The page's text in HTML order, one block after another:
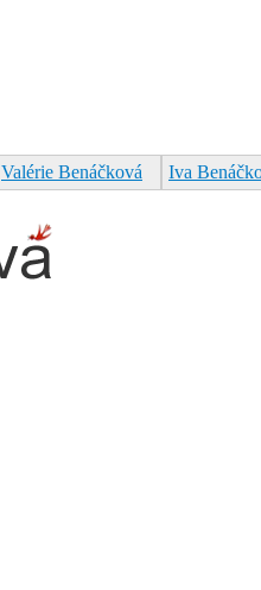
Valérie Benáčková Iva